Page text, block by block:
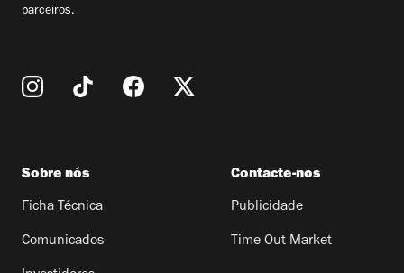
parceiros.
Sobre nós
Ficha Técnica
Comunicados
Contacte-nos
Publicidade
Time Out Market